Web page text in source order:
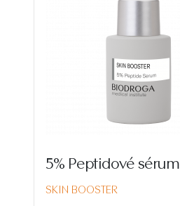
5% Peptidové sérum
SKIN BOOSTER